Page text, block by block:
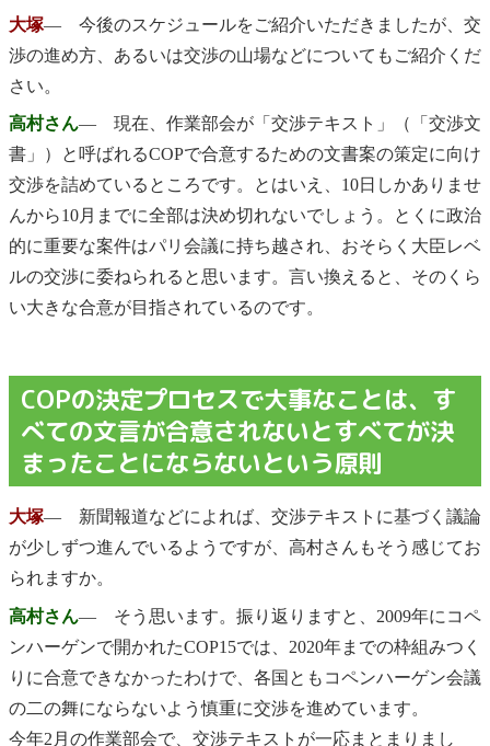
大塚― 今後のスケジュールをご紹介いただきましたが、交
渉の進め方、あるいは交渉の山場などについてもご紹介くだ
さい。
高村さん― 現在、作業部会が「交渉テキスト」（「交渉文
書」）と呼ばれるCOPで合意するための文書案の策定に向け
交渉を詰めているところです。とはいえ、10日しかありませ
んから10月までに全部は決め切れないでしょう。とくに政治
的に重要な案件はパリ会議に持ち越され、おそらく大臣レベ
ルの交渉に委ねられると思います。言い換えると、そのくら
い大きな合意が目指されているのです。
COPの決定プロセスで大事なことは、す
べての文言が合意されないとすべてが決
まったことにならないという原則
大塚― 新聞報道などによれば、交渉テキストに基づく議論
が少しずつ進んでいるようですが、高村さんもそう感じてお
られますか。
高村さん― そう思います。振り返りますと、2009年にコペ
ンハーゲンで開かれたCOP15では、2020年までの枠組みつく
りに合意できなかったわけで、各国ともコペンハーゲン会議
の二の舞にならないよう慎重に交渉を進めています。
今年2月の作業部会で、交渉テキストが一応まとまりまし